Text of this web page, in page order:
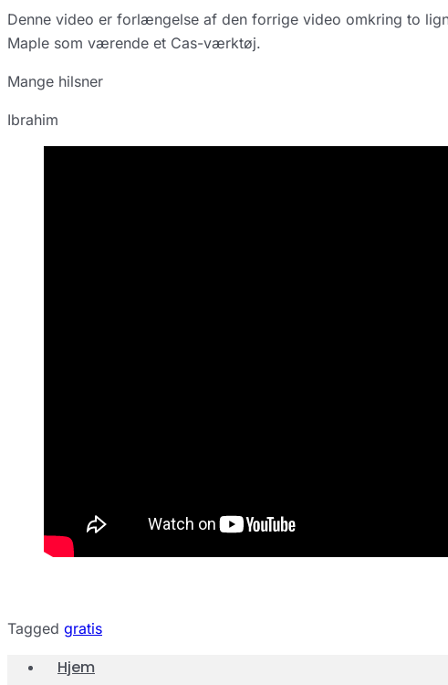
Denne video er forlængelse af den forrige video omkring to
Maple som værende et Cas-værktøj.
Mange hilsner
Ibrahim
Tagged gratis
Hjem